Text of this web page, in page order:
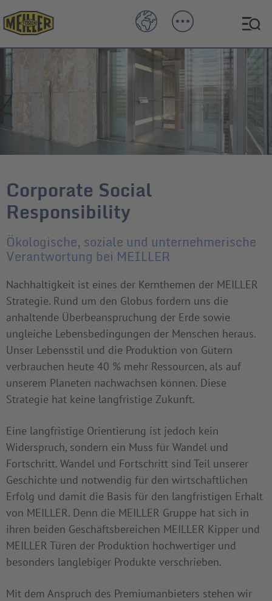
Corporate Social
Responsibility
Ökologische, soziale und unternehmerische
Verantwortung bei MEILLER
Nachhaltigkeit ist eines der Kernthemen der MEILLER
Strategie. Rund um den Globus fordern uns die
anhaltende Überbeanspruchung der Erde sowie
ungleiche Lebensbedingungen der Menschen heraus.
Unser Lebensstil und die Produktion von Gütern
verbrauchen heute 40 % mehr Ressourcen, als auf
unserem Planeten nachwachsen können. Diese
Strategie hat keine langfristige Zukunft.
Eine langfristige Orientierung ist jedoch kein
Widerspruch, sondern ein Muss für Wandel und
Fortschritt. Wandel und Fortschritt sind Teil unserer
Geschichte und notwendig für den wirtschaftlichen
Erfolg und damit die Basis für den langfristigen Erhalt
von MEILLER. Denn die MEILLER Gruppe hat sich in
ihren beiden Geschäftsbereichen MEILLER Kipper und
MEILLER Türen der Produktion hochwertiger und
besonders langlebiger Produkte verschrieben.
Mit dem Anspruch des Premiumanbieters stehen wir